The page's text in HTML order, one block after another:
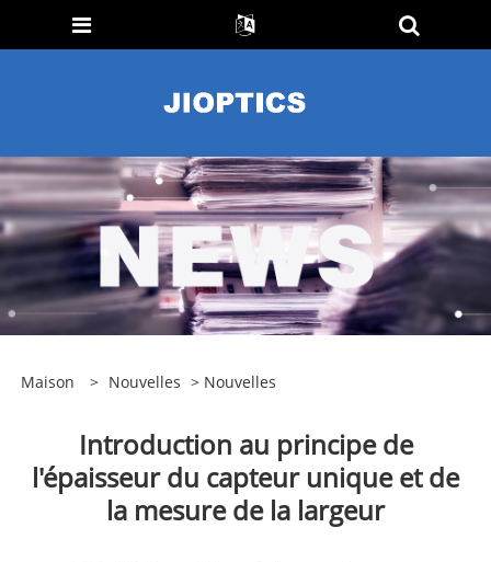
Maison > Nouvelles > Nouvelles
Introduction au principe de
l'épaisseur du capteur unique et de
la mesure de la largeur